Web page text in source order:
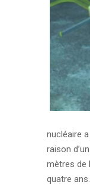
nucléaire
raison
mètres de
quatre